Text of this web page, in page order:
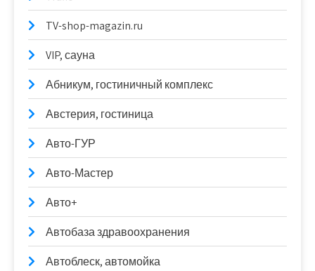
TV-shop-magazin.ru
VIP, сауна
Абникум, гостиничный комплекс
Австерия, гостиница
Авто-ГУР
Авто-Мастер
Авто+
Автобаза здравоохранения
Автоблеск, автомойка